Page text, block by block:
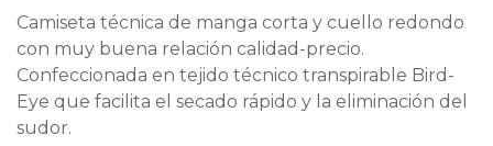
Camiseta técnica de manga corta y cuello redondo
con muy buena relación calidad-precio.
Confeccionada en tejido técnico transpirable Bird-
Eye que facilita el secado rápido y la eliminación del
sudor.